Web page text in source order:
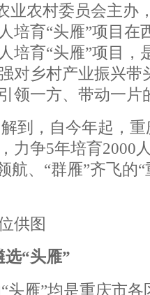
业农村委员会主办
培育“头雁”项目在
培育“头雁”项目，
对乡村产业振兴带
领一方、带动一片
到，自今年起，
力争5年培育2000
航、“群雁”齐飞的
供图
“头雁”
头雁”均是重庆市